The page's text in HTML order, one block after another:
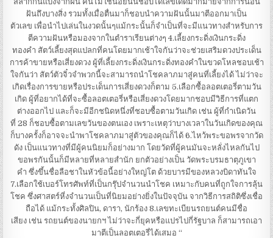
ฝันถึงบางสิ่ง รวมทั้งเมื่อตื่นมาก็ชอบนำความฝันนั้นมาตีออกมาเป็น
ตัวเลข เพื่อนำไปเล่นในงวดนั้นๆแม้กระนั้นก็จำเป็นที่จะมีแนวทางสำหรับการ
ตีความฝันหรือมองจากในตำราเรียนต่างๆ 4.เลี้ยงกระดิ่งเงินกระดิ่ง
ทองคำ สัตว์เลี้ยงสุดแปลกที่คนโดยมากเช้าใจกันว่าจะช่วยเสริมดวงประเด็น
การค้าขายหรือเสี่ยงดวง ผู้ที่เลี้ยงกระดิ่งเงินกระดิ่งทองคำในขวดโหลชอบเช้า
ใจกันว่า สัตว์ตัวจิ๋วจำพวกนี้จะสามารถนำโชคลาภมาสู่คนที่เลี้ยงได้ ไม่ว่าจะ
เกิดเรื่องการขายหรือประเด็นการเสี่ยงดวงก็ตาม 5.เลือกซื้อลอตเตอรี่ตามวัน
เกิด ผู้ที่อยากได้ที่จะซื้อลอตเตอรี่หรือเสี่ยงดวงโดยมากชอบมีวิธีการที่แตก
ต่างออกไป และก็จะมีอีกชนิดหนึ่งที่ชอบซื้อตามวันเกิด เช่น ผู้ที่กำเนิดวัน
ที่ 28 ก็ชอบซื้อตามเลขวันของตนเอง เพราะเหตุว่าบางเวลาในวันเกิดของคุณ
ก็บางครั้งก็อาจจะนำพาโชคลาภมาสู่ตัวของคุณก็ได้ 6.ไหว้พระขอพรจากวัด
ดัง เป็นแนวทางที่มีผู้คนนิยมก็อย่างมาก โดยวัดที่ผู้คนมันจะหลั่งไหลกันไป
ขอพรกันนั้นก็มีหลายที่หลายสำนัก ยกตัวอย่างเป็น วัดพระบรมธาตุภูเขา
คำ ซึ่งขึ้นชื่อลือชาในหัวข้อนี้อย่างใหญ่โต ด้วยบารมีของหลวงบิดาทันใจ
7.เลือกใช้เบอร์โทรศัพท์ที่เป็นกรุ๊ปจำนวนนำโชค เหมาะกับคนที่ถูกใจการลุ้น
โชค ซึ่งศาสตร์หี่งจำนวนเป็นที่นิยมอย่างยิ่งในปัจจุบัน จากวิธีการสถิติซึ่งเชื่อ
ถือได้ แม้กระทั้งศิลปิน, ดารา, นักร้อง 8.เลขทะเบียนรถยนต์คนมีชื่อ
เสียง เช่น รถยนต์ของนายกฯ ไม่ว่าจะกี่ยุคหรือแปรไปกี่รัฐบาล ก็สามารถเอา
มาตีเป็นลอตเตอรี่ได้เสมอ “